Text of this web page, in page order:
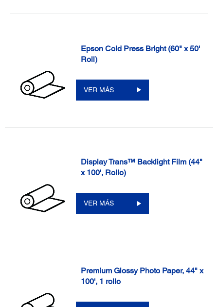
Epson Cold Press Bright (60" x 50'
Roll)
VER MÁS
Display Trans™ Backlight Film (44"
x 100', Rollo)
VER MÁS
Premium Glossy Photo Paper, 44" x
100', 1 rollo